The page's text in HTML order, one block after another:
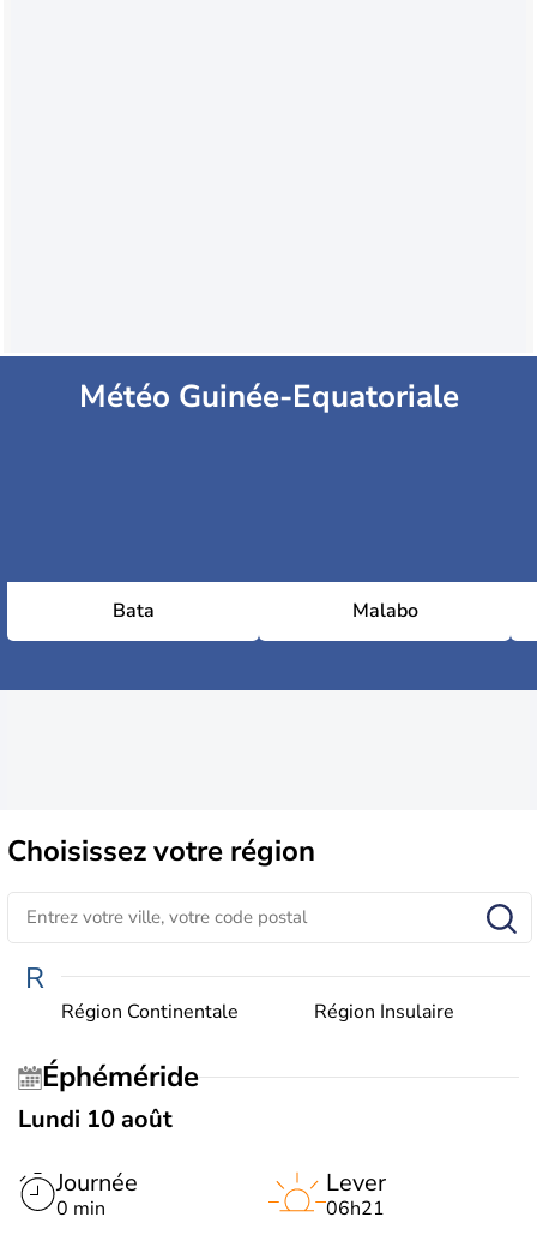
Météo Guinée-Equatoriale
Bata Malabo
Choisissezvotre région
R
Région Continentale Région Insulaire
Éphéméride
Lundi 10 août
Journée
0 min
Lever
06h21